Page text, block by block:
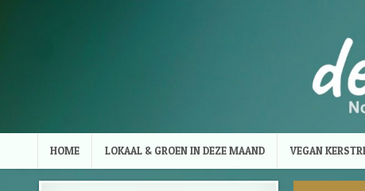
HOME LOKAAL & GROEN IN DEZE MAAND VEGAN